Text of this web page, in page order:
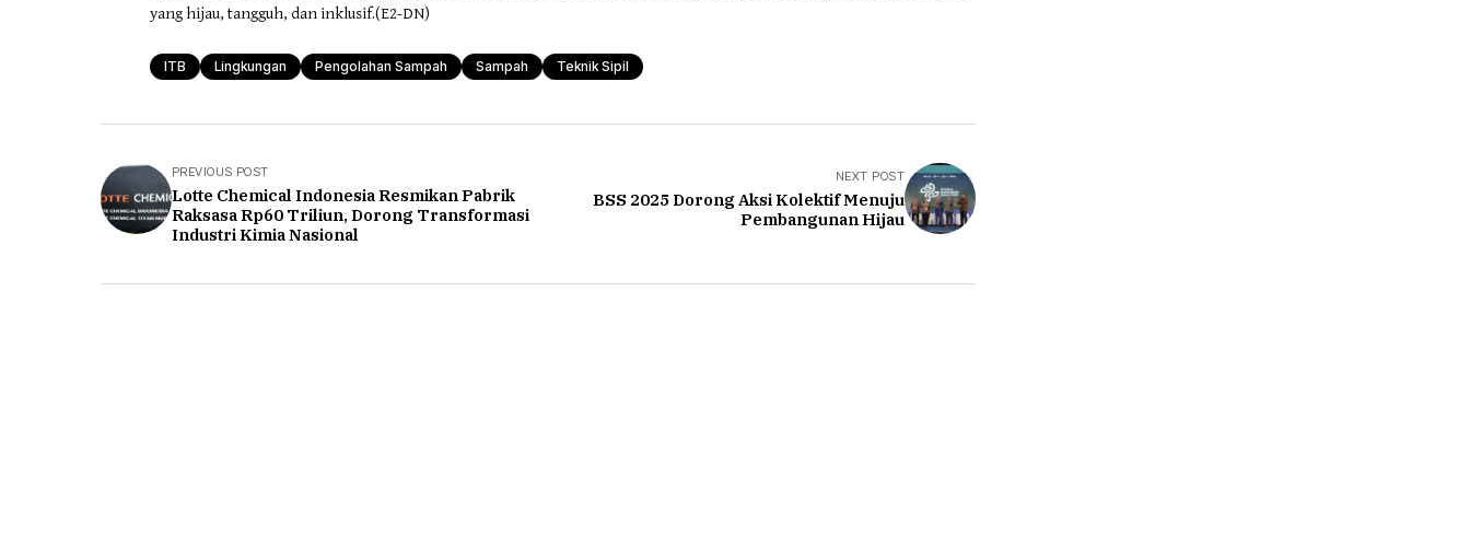
yang hijau, tangguh, dan inklusif.(E2-DN)
ITB Lingkungan Pengolahan Sampah Sampah Teknik Sipil
PREVIOUS POST
Lotte Chemical Indonesia Resmikan Pabrik
Raksasa Rp60 Triliun, Dorong Transformasi
Industri Kimia Nasional
NEXT POST
BSS 2025 Dorong Aksi Kolektif Menuju
Pembangunan Hijau